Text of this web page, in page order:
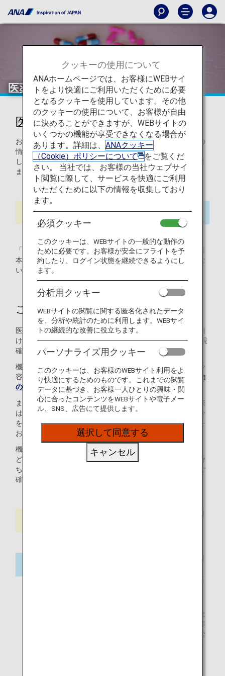
医薬品の持ち込みが必要なお客様
医薬品の持ち込みが必要なお客様
お使いの医薬品は機内にお持ち込みいただけます。医薬品の
情報がわかるもの（お薬手帳、薬品のラベル、処方箋の写
し、医師の診断書等）を携帯されることをおすすめしており
ます。
「日本国内線」「国際線」アイコンの記載がある項目は、日
本国内線と国際線で内容が異なります。アイコンの記載がな
い項目は、日本国内線と国際線で同様の内容となります。
ご搭乗時の注意事項
医療機器、医薬品類はお預かり手荷物とは別に、無料でお預
けいただけます。 なお医療機器については当日、係員が目視
確認をさせていただく場合がございます。
機内では薬剤のお預かりや冷蔵はできません。ご自身で保冷
容器等のご用意をお願いします。詳細は 機内持ち込み手荷物
のサイズとルール（国際線）をご覧ください。
また、国際線で薬品保冷用の保冷剤（液体物）をお持ちの際
は、外装で薬品保冷用と分かるもの、もしくは、薬剤が保冷
を必要とする旨記載された医療機関からの証明書（英語）を
お持ちいただくことをおすすめします。
機内へ喘息のお客様の噴霧式吸入薬剤（メプチンエアーな
ど）をお持ち込み・ご使用いただけます。電動吸入器をお持
ち込みのお客様は「
をご
確認の上、事前にお知らせください。
麻薬成分があるお薬は
所定のお手続きが必要
です。詳しくは厚生労
クッキーの使用について
ANAホームページでは、お客様にWEBサイ
トをより快適にご利用いただくために必要
となるクッキーを使用しています。その他
のクッキーの使用について、お客様が自由
に決めることができますが、WEBサイトの
いくつかの機能が享受できなくなる場合が
あります。詳細は、 ANAクッキー
（Cookie）ポリシーについて
をご覧くだ
さい。 当社では、お客様の当社ウェブサイ
ト閲覧に際して、サービスを快適にご利用
いただくために以下の情報を収集しており
ます。
必須クッキー
このクッキーは、WEBサイトの一般的な動作の
ために必要です。お客様が安全にフライトを予
約したり、ログイン状態を継続できるようにし
ます。
分析用クッキー
WEBサイトの閲覧に関する匿名化されたデータ
を、分析や統計のために利用します。WEBサイ
トの継続的な改善に役立ちます。
パーソナライズ用クッキー
このクッキーは、お客様のWEBサイト利用をよ
り快適にするためのものです。これまでの閲覧
データに基づき、お客様一人ひとりの興味・関
心に合ったコンテンツをWEBサイトや電子メー
ル、SNS、広告にて提供します。
選択して同意する
キャンセル